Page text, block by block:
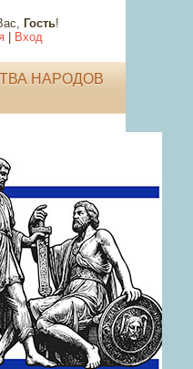
, Гость!
| Вход
НАРОДОВ